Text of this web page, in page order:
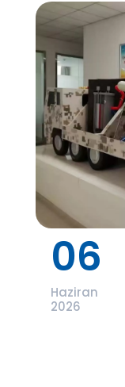
06
Haziran
2026